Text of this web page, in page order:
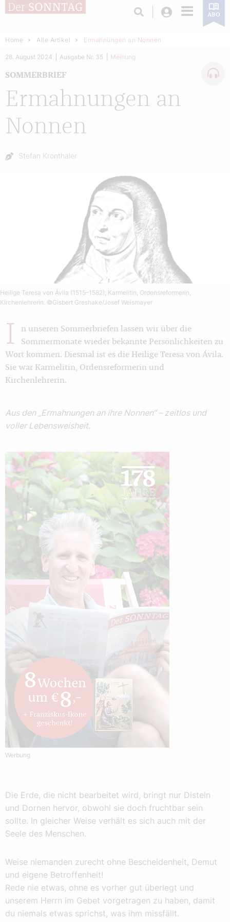
Login ABO
Home Alle Artikel Ermahnungen an Nonnen
Ermahnungen an
Nonnen
SOMMERBRIEF
28. August 2024 Ausgabe Nr. 35 Meinung
Autor:
Stefan Kronthaler
Heilige Teresa von Ávila (1515–1582), Karmelitin, Ordensreformerin,
Kirchenlehrerin. ©Gisbert Greshake/Josef Weismayer
I
n unseren Sommerbriefen lassen wir über die
Sommermonate wieder bekannte Persönlichkeiten zu
Wort kommen. Diesmal ist es die Heilige Teresa von Ávila.
Sie war Karmelitin, Ordensreformerin und
Kirchenlehrerin.
Aus den „Ermahnungen an ihre Nonnen“ – zeitlos und
voller Lebensweisheit.
Werbung
Die Erde, die nicht bearbeitet wird, bringt nur Disteln
und Dornen hervor, obwohl sie doch fruchtbar sein
sollte. In gleicher Weise verhält es sich auch mit der
Seele des Menschen.
Weise niemanden zurecht ohne Bescheidenheit, Demut
und eigene Betroffenheit!
Rede nie etwas, ohne es vorher gut überlegt und
unserem Herrn im Gebet vorgetragen zu haben, damit
du niemals etwas sprichst, was ihm missfällt.